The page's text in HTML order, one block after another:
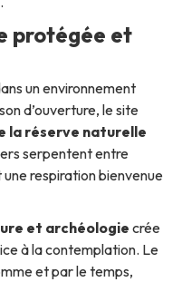
protégée et
un environnement
d’ouverture, le site
la réserve naturelle
serpentent entre
respiration bienvenue
et archéologiecrée
à la contemplation. Le
et par le temps,